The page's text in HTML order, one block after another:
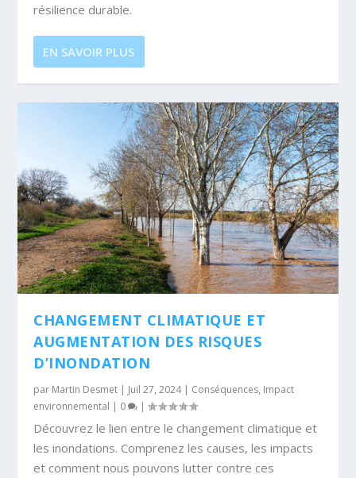
résilience durable.
EN SAVOIR PLUS
CHANGEMENT CLIMATIQUE ET
AUGMENTATION DES RISQUES
D’INONDATION
par Martin Desmet | Juil 27, 2024| Conséquences, Impact
environnemental | 0 |
Découvrez le lien entre le changement climatique et
les inondations. Comprenez les causes, les impacts
et comment nous pouvons lutter contre ces